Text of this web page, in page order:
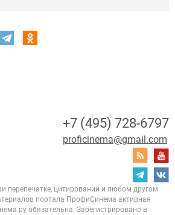
+7 (495) 728-6797
proficinema@gmail.com
перепечатке, цитировании и любом другом
портала ПрофиСинема активная
обязательна. Зарегистрировано в